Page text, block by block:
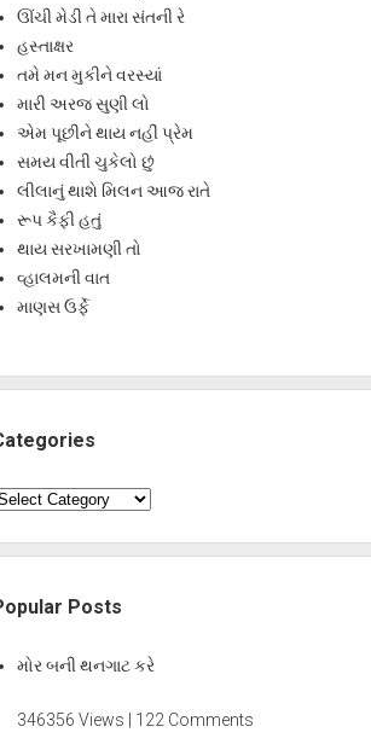
ઊંચી મેડી તે મારા સંતની રે
હસ્તાક્ષર
તમે મન મુકીને વરસ્યાં
મારી અરજ સુણી લો
એમ પૂછીને થાય નહીં પ્રેમ
સમય વીતી ચુકેલો છું
લીલાનું થાશે મિલન આજ રાતે
રૂપ કૈફી હતું
થાય સરખામણી તો
વ્હાલમની વાત
માણસ ઉર્ફે
Posts
મોર બની થનગાટ કરે
346356 Views | 122 Comments